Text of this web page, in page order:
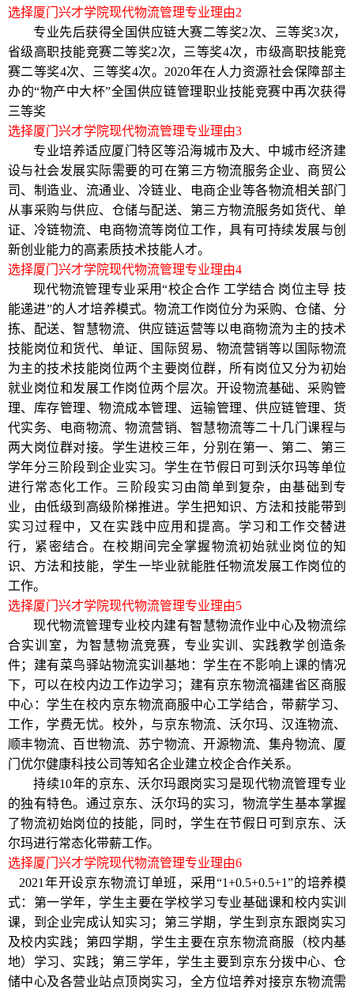
选择厦门兴才学院现代物流管理专业理由2
专业先后获得全国供应链大赛二等奖2次、三等奖3次，
省级高职技能竞赛二等奖2次，三等奖4次，市级高职技能竞
赛二等奖4次、三等奖4次。 2020年在人力资源社会保障部主
办的“物产中大杯”全国供应链管理职业技能竞赛中再次获得
三等奖
选择厦门兴才学院现代物流管理专业理由3
专业培养适应厦门特区等沿海城市及大、中城市经济建
设与社会发展实际需要的可在第三方物流服务企业、商贸公
司、制造业、流通业、冷链业、电商企业等各物流相关部门
从事采购与供应、仓储与配送、第三方物流服务如货代、单
证、冷链物流、电商物流等岗位工作，具有可持续发展与创
新创业能力的高素质技术技能人才。
选择厦门兴才学院现代物流管理专业理由4
现代物流管理专业采用“校企合作 工学结合 岗位主导 技
能递进”的人才培养模式。物流工作岗位分为采购、仓储、分
拣、配送、智慧物流、供应链运营等以电商物流为主的技术
技能岗位和货代、单证、国际贸易、物流营销等以国际物流
为主的技术技能岗位两个主要岗位群，所有岗位又分为初始
就业岗位和发展工作岗位两个层次。开设物流基础、采购管
理、库存管理、物流成本管理、运输管理、供应链管理、货
代实务、电商物流、物流营销、智慧物流等二十几门课程与
两大岗位群对接。学生进校三年，分别在第一、第二、第三
学年分三阶段到企业实习。学生在节假日可到沃尔玛等单位
进行常态化工作。三阶段实习由简单到复杂，由基础到专
业，由低级到高级阶梯推进。学生把知识、方法和技能带到
实习过程中，又在实践中应用和提高。学习和工作交替进
行，紧密结合。在校期间完全掌握物流初始就业岗位的知
识、方法和技能，学生一毕业就能胜任物流发展工作岗位的
工作。
选择厦门兴才学院现代物流管理专业理由5
现代物流管理专业校内建有智慧物流作业中心及物流综
合实训室，为智慧物流竞赛，专业实训、实践教学创造条
件；建有菜鸟驿站物流实训基地：学生在不影响上课的情况
下，可以在校内边工作边学习；建有京东物流福建省区商服
中心：学生在校内京东物流商服中心工学结合，带薪学习、
工作，学费无忧。校外，与京东物流、沃尔玛、汉连物流、
顺丰物流、百世物流、苏宁物流、开源物流、集舟物流、厦
门优尔健康科技公司等知名企业建立校企合作关系。
持续10年的京东、沃尔玛跟岗实习是现代物流管理专业
的独有特色。通过京东、沃尔玛的实习，物流学生基本掌握
了物流初始岗位的技能，同时，学生在节假日可到京东、沃
尔玛进行常态化带薪工作。
选择厦门兴才学院现代物流管理专业理由6
2021 年开设京东物流订单班，采用“1+0.5+0.5+1”的培养模
式：第一学年，学生主要在学校学习专业基础课和校内实训
课，到企业完成认知实习；第三学期，学生到京东跟岗实习
及校内实践；第四学期，学生主要在京东物流商服（校内基
地）学习、实践；第三学年，学生主要到京东分拨中心、仓
储中心及各营业站点顶岗实习，全方位培养对接京东物流需